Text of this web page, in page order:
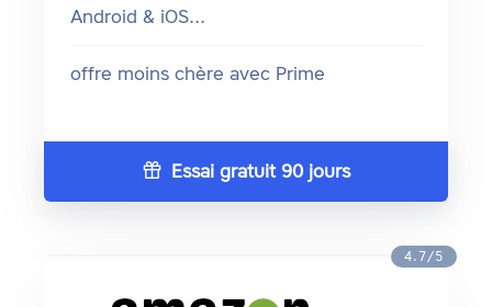
Android & iOS...
offre moins chère avec Prime
Essai gratuit 90 jours
4.7/5